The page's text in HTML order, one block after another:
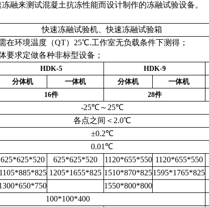
融来测试混凝土抗冻性能而设计制作的冻融试验设备。
快速冻融试验机、快速冻融试验箱
在环境温度（QT）25℃.工作室无负载条件下测得；
要求定做各种非标型设备；
HDK-5 HDK-9
分体机 一体机 分体机 一体机
16件 28件
-25℃～25℃
各点之间＜2.0℃
±0.2℃
0.01℃
625*625*520 625*625*520 1120*655*550 1120*655*550
1105*885*825 1205*1655*825 1510*870*8251595*1765*825
1550*800*800
100*100*400